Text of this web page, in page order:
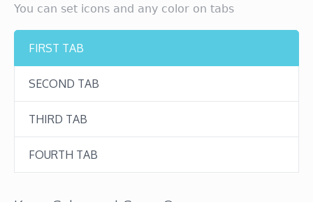
You can set icons and any color on tabs
FIRST TAB
SECOND TAB
THIRD TAB
FOURTH TAB